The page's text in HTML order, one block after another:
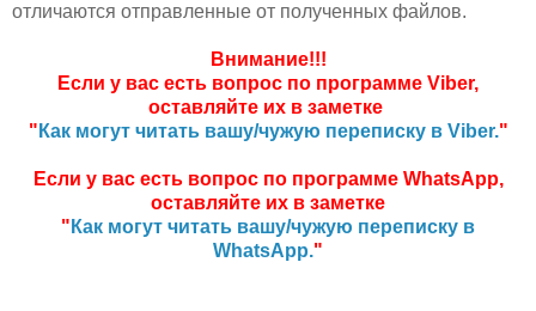
отличаются отправленные от полученных файлов.
Внимание!!!
Если у вас есть вопрос по программе Viber,
оставляйте их в заметке
" Как могут читать вашу/чужую переписку в Viber."
Если у вас есть вопрос по программе WhatsApp,
оставляйте их в заметке
" Как могут читать вашу/чужую переписку в
WhatsApp."